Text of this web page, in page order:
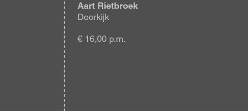
Aart Rietbroek
Doorkijk
€ 16,00 p.m.